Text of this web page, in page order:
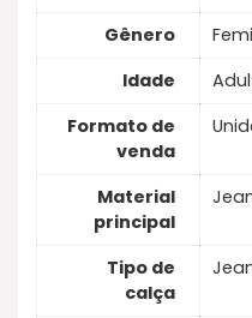
Gênero
Idade
Formato de
venda
Material
principal
Tipo de
calça